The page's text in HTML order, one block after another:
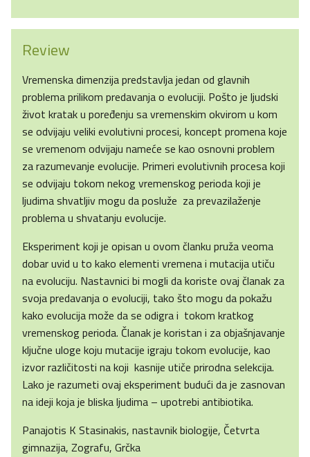
Review
Vremenska dimenzija predstavlja jedan od glavnih
problema prilikom predavanja o evoluciji. Pošto je ljudski
život kratak u poređenju sa vremenskim okvirom u kom
se odvijaju veliki evolutivni procesi, koncept promena koje
se vremenom odvijaju nameće se kao osnovni problem
za razumevanje evolucije. Primeri evolutivnih procesa koji
se odvijaju tokom nekog vremenskog perioda koji je
ljudima shvatljiv mogu da posluže za prevazilaženje
problema u shvatanju evolucije.
Eksperiment koji je opisan u ovom članku pruža veoma
dobar uvid u to kako elementi vremena i mutacija utiču
na evoluciju. Nastavnici bi mogli da koriste ovaj članak za
svoja predavanja o evoluciji, tako što mogu da pokažu
kako evolucija može da se odigra i tokom kratkog
vremenskog perioda. Članak je koristan i za objašnjavanje
ključne uloge koju mutacije igraju tokom evolucije, kao
izvor različitosti na koji kasnije utiče prirodna selekcija.
Lako je razumeti ovaj eksperiment budući da je zasnovan
na ideji koja je bliska ljudima – upotrebi antibiotika.
Panajotis K Stasinakis, nastavnik biologije, Četvrta
gimnazija, Zografu, Grčka